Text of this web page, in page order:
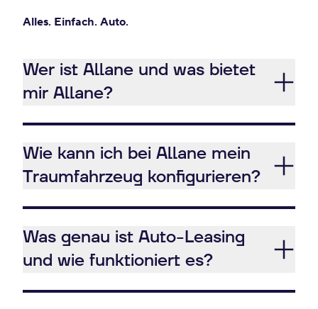
Alles. Einfach. Auto.
Wer ist Allane und was bietet
mir Allane?
Wie kann ich bei Allane mein
Traumfahrzeug konfigurieren?
Was genau ist Auto-Leasing
und wie funktioniert es?